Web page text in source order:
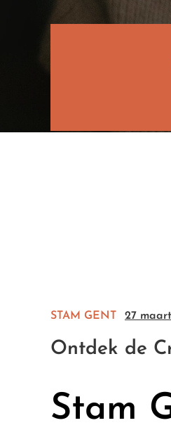
STAM GENT 27
Ontdek de
Stam